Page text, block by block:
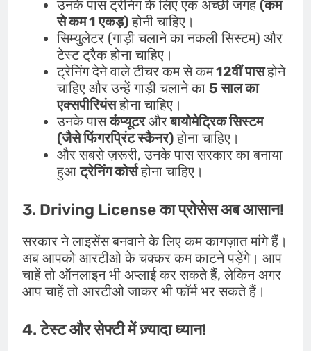
उनके पास ट्रेनिंग के लिए एक अच्छी जगह (कम
से कम 1 एकड़)होनी चाहिए।
सिम्युलेटर (गाड़ी चलाने का नकली सिस्टम) और
टेस्ट ट्रैक होना चाहिए।
ट्रेनिंग देने वाले टीचर कम से कम12वीं पासहोने
चाहिए और उन्हें गाड़ी चलाने का 5 साल का
एक्सपीरियंसहोना चाहिए।
उनके पासकंप्यूटरऔरबायोमेट्रिक सिस्टम
(जैसे फिंगरप्रिंट स्कैनर)होना चाहिए।
और सबसे ज़रूरी, उनके पास सरकार का बनाया
हुआट्रेनिंग कोर्सहोना चाहिए।
3. Driving License का प्रोसेस अबआसान!
सरकार ने लाइसेंस बनवाने के लिए कम कागज़ात मांगे हैं।
अब आपको आरटीओ के चक्कर कम काटने पड़ेंगे। आप
चाहें तो ऑनलाइन भी अप्लाई कर सकते हैं, लेकिन अगर
आप चाहें तो आरटीओ जाकर भी फॉर्म भर सकते हैं।
4. टेस्ट और सेफ्टी में ज़्यादा ध्यान!